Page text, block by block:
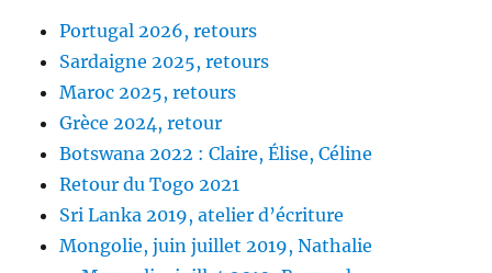
Portugal 2026, retours
Sardaigne 2025, retours
Maroc 2025, retours
Grèce 2024, retour
Botswana 2022 : Claire, Élise, Céline
Retour du Togo 2021
Sri Lanka 2019, atelier d’écriture
Mongolie, juin juillet 2019, Nathalie